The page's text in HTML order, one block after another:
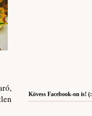
Kövess Facebook-on is! (: